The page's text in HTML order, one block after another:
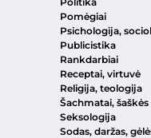
Pomėgiai
Psichologija,
Publicistika
Rankdarbiai
Receptai, virtuvė
Religija, teologija
Šachmatai, šaškės
Seksologija
Sodas, daržas,